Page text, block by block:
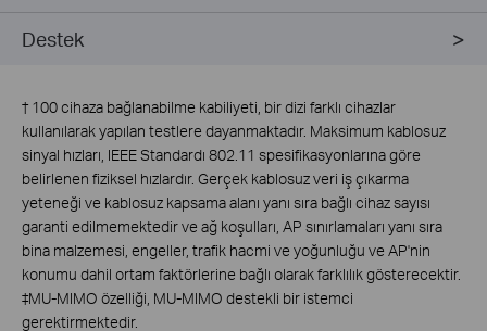
Destek
† 100 cihaza bağlanabilme kabiliyeti, bir dizi farklı cihazlar
kullanılarak yapılan testlere dayanmaktadır. Maksimum kablosuz
sinyal hızları, IEEE Standardı 802.11 spesifikasyonlarına göre
belirlenen fiziksel hızlardır. Gerçek kablosuz veri iş çıkarma
yeteneği ve kablosuz kapsama alanı yanı sıra bağlı cihaz sayısı
garanti edilmemektedir ve ağ koşulları, AP sınırlamaları yanı sıra
bina malzemesi, engeller, trafik hacmi ve yoğunluğu ve AP'nin
konumu dahil ortam faktörlerine bağlı olarak farklılık gösterecektir.
‡MU-MIMO özelliği, MU-MIMO destekli bir istemci
gerektirmektedir.